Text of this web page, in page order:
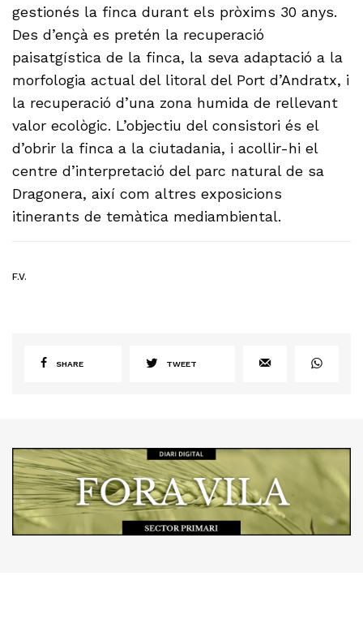
gestionés la finca durant els pròxims 30 anys.
Des d’ençà es pretén la recuperació
paisatgística de la finca, la seva adaptació a la
morfologia actual del litoral del Port d’Andratx, i
la recuperació d’una zona humida de rellevant
valor ecològic. L’objectiu del consistori és el
d’obrir la finca a la ciutadania, i acollir-hi el
centre d’interpretació del parc natural de sa
Dragonera, així com altres exposicions
itinerants de temàtica mediambiental.
F.V.
SHARE TWEET